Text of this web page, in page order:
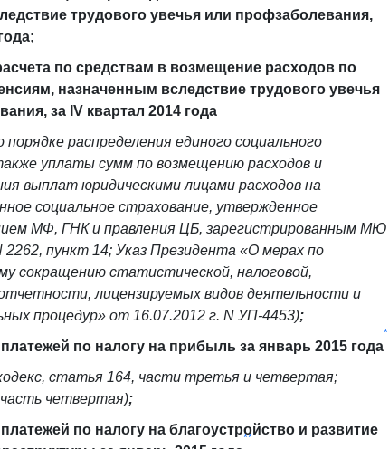
трудового увечья или профзаболевания,
по средствам в возмещение расходов по
назначенным вследствие трудового увечья
за IV квартал 2014 года
распределения единого социального
уплаты сумм по возмещению расходов и
выплат юридическими лицами расходов на
социальное страхование, утвержденное
МФ, ГНК и правления ЦБ, зарегистрированным МЮ
2262, пункт 14; Указ Президента «О мерах по
сокращению статистической, налоговой,
лицензируемых видов деятельности и
процедур» от 16.07.2012 г. N УП-4453);
по налогу на прибыль за январь 2015 года
*
статья 164, части третья и четвертая;
четвертая);
по налогу на благоустройство и развитие
**